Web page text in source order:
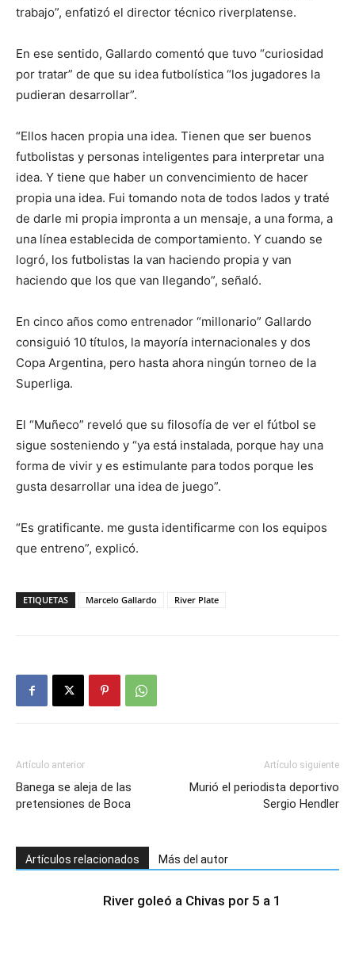
trabajo”, enfatizó el director técnico riverplatense.
En ese sentido, Gallardo comentó que tuvo “curiosidad
por tratar” de que su idea futbolística “los jugadores la
pudieran desarrollar”.
“Ellos hacen propia una idea. Tienen que ser buenos
futbolistas y personas inteligentes para interpretar una
idea. Y tiene que haber un convencimiento de hacer
propia una idea. Fui tomando nota de todos lados y traté
de darle mi propia impronta a un mensaje, a una forma, a
una línea establecida de comportamiento. Y cuando se
logró, los futbolistas la van haciendo propia y van
haciendo que los que van llegando”, señaló.
En cinco años como entrenador “millonario” Gallardo
consiguió 10 títulos, la mayoría internacionales y dos
Copa Argentina, pero hasta ahora ningún torneo de la
Superliga.
El “Muñeco” reveló que su filosofía de ver el fútbol se
sigue sosteniendo y “ya está instalada, porque hay una
forma de vivir y es estimulante para todos porque les
gusta desarrollar una idea de juego”.
“Es gratificante. me gusta identificarme con los equipos
que entreno”, explicó.
ETIQUETAS Marcelo Gallardo River Plate
Artículo anterior
Banega se aleja de las
pretensiones de Boca
Artículo siguiente
Murió el periodista deportivo
Sergio Hendler
Artículos relacionados Más del autor
River goleó a Chivas por 5 a 1